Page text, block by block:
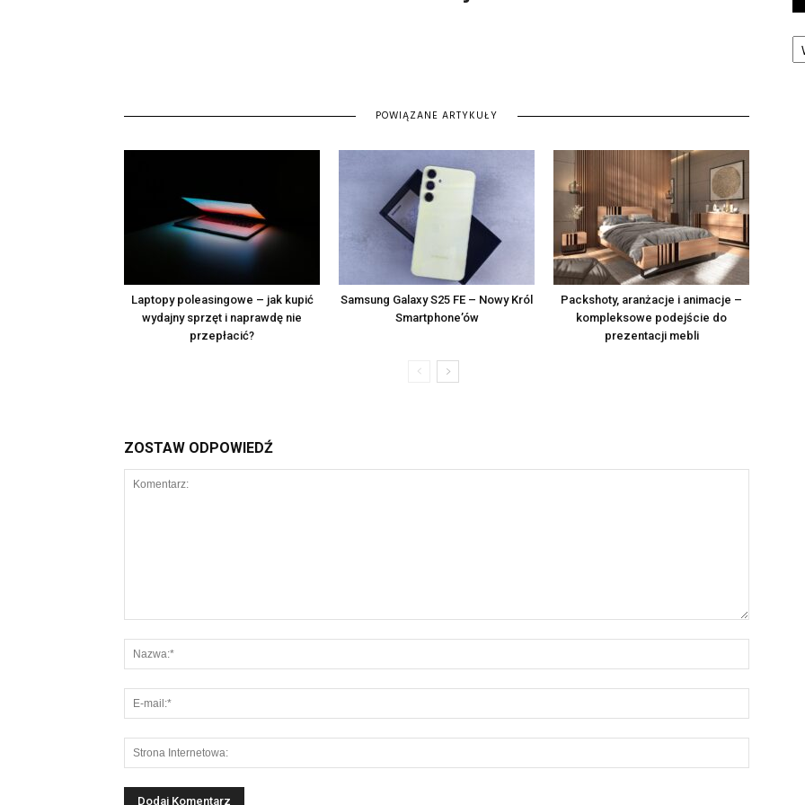
POWIĄZANE ARTYKUŁY
Laptopy poleasingowe – jak kupić
wydajny sprzęt i naprawdę nie
przepłacić?
Samsung Galaxy S25 FE – Nowy Król
Smartphone’ów
Packshoty, aranżacje i animacje –
kompleksowe podejście do
prezentacji mebli
ZOSTAW ODPOWIEDŹ